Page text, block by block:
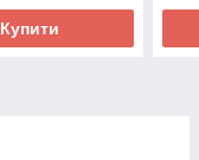
Купити